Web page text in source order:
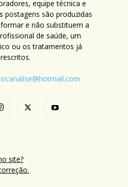
equipe técnica e
postagens são produzidas
e não substituem a
de saúde, um
ou os tratamentos já
site?